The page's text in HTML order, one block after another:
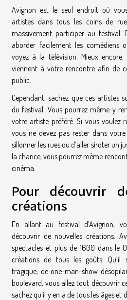
Avignon est le seul endroit où
artistes dans tous les coins de
massivement participer au festival.
aborder facilement les comédiens
voyez à la télévision. Mieux
viennent à votre rencontre afin de
public.
Cependant, sachez que ces artistes
du festival. Vous pourrez même y
votre artiste préféré. Si vous voulez
vous ne devez pas rester dans
sillonner les rues ou d’aller siroter un
la chance, vous pourrez même
cinéma.
Pour découvrir
créations
En allant au festival d’Avignon,
découvrir de nouvelles créations.
spectacles et plus de 1600 dans le
créations de tous les goûts. Qu’il
tragique, de one-man-show
boulevard, vous allez tout découvrir
sachez qu’il y en a de tous les âges et